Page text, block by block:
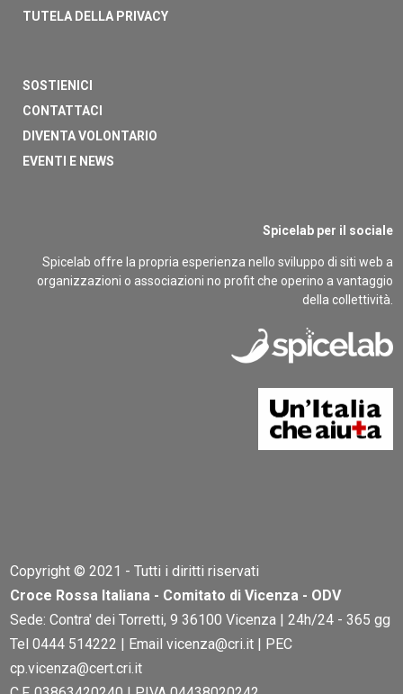
TUTELA DELLA PRIVACY
SOSTIENICI
CONTATTACI
DIVENTA VOLONTARIO
EVENTI E NEWS
Spicelab per il sociale
Spicelab offre la propria esperienza nello sviluppo di siti web a
organizzazioni o associazioni no profit che operino a vantaggio
della collettività.
Copyright © 2021 - Tutti i diritti riservati
Croce Rossa Italiana - Comitato di Vicenza - ODV
Sede: Contra' dei Torretti, 9 36100 Vicenza | 24h/24 - 365 gg
Tel 0444 514222 | Email vicenza@cri.it | PEC
cp.vicenza@cert.cri.it